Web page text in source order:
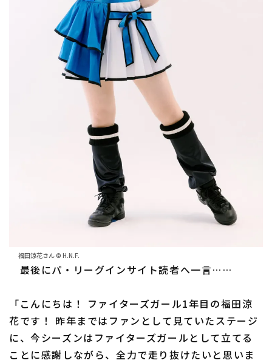
福田涼花さん © H.N.F.
最後にパ・リーグインサイト読者へ一言……
「こんにちは！ ファイターズガール1年目の福田涼
花です！ 昨年まではファンとして見ていたステージ
に、今シーズンはファイターズガールとして立てる
ことに感謝しながら、全力で走り抜けたいと思いま